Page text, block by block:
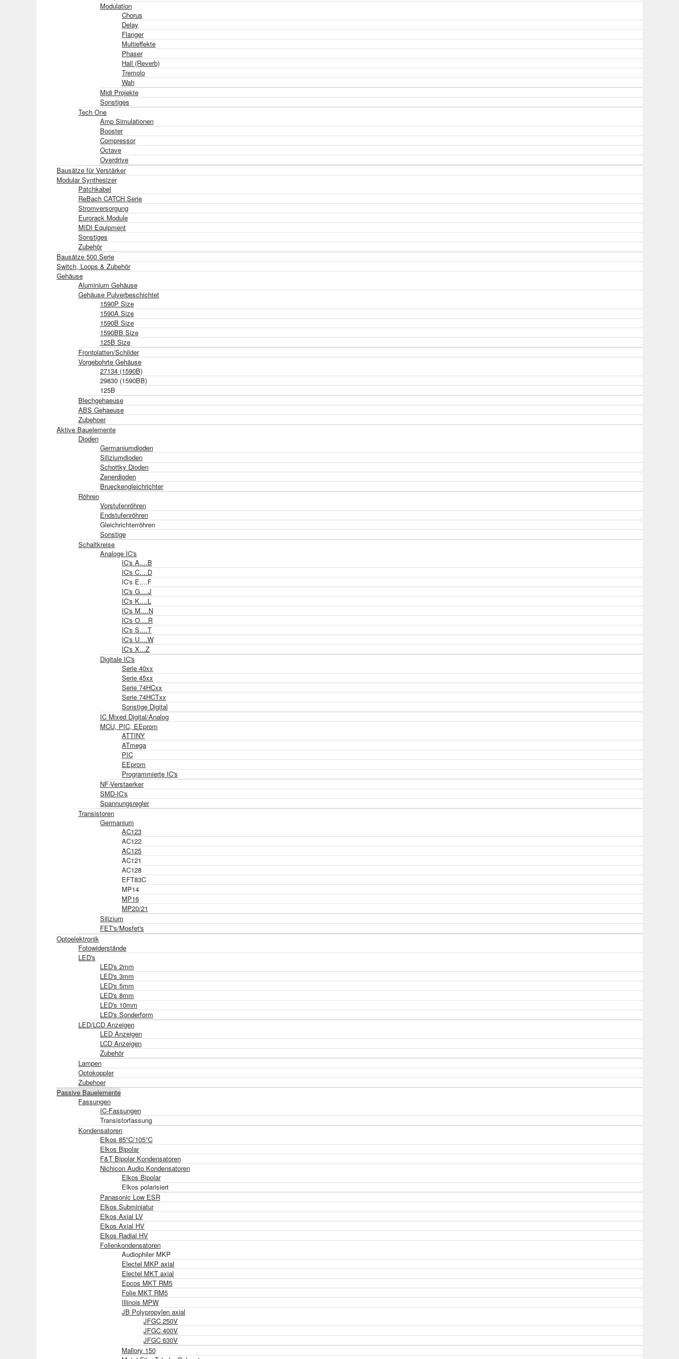
Modulation
Chorus
Delay
Flanger
Multieffekte
Phaser
Hall (Reverb)
Tremolo
Wah
Midi Projekte
Sonstiges
Tech One
Amp Simulationen
Booster
Compressor
Octave
Overdrive
Bausätze für Verstärker
Modular Synthesizer
Patchkabel
ReBach CATCH Serie
Stromversorgung
Eurorack Module
MIDI Equipment
Sonstiges
Zubehör
Bausätze 500 Serie
Switch, Loops & Zubehör
Gehäuse
Aluminium Gehäuse
Gehäuse Pulverbeschichtet
1590P Size
1590A Size
1590B Size
1590BB Size
125B Size
Frontplatten/Schilder
Vorgebohrte Gehäuse
27134 (1590B)
29830 (1590BB)
125B
Blechgehaeuse
ABS Gehaeuse
Zubehoer
Aktive Bauelemente
Dioden
Germaniumdioden
Siliziumdioden
Schottky Dioden
Zenerdioden
Brueckengleichrichter
Röhren
Vorstufenröhren
Endstufenröhren
Gleichrichterröhren
Sonstige
Schaltkreise
Analoge IC's
IC's A....B
IC's C....D
IC's E....F
IC's G....J
IC's K....L
IC's M....N
IC's O....R
IC's S....T
IC's U....W
IC's X...Z
Digitale IC's
Serie 40xx
Serie 45xx
Serie 74HCxx
Serie 74HCTxx
Sonstige Digital
IC Mixed Digital/Analog
MCU, PIC, EEprom
ATTINY
ATmega
PIC
EEprom
Programmierte IC's
NF-Verstaerker
SMD-IC's
Spannungsregler
Transistoren
Germanium
AC123
AC122
AC125
AC121
AC128
EFT83C
MP14
MP16
MP20/21
Silizium
FET's/Mosfet's
Optoelektronik
Fotowiderstände
LED's
LED's 2mm
LED's 3mm
LED's 5mm
LED's 8mm
LED's 10mm
LED's Sonderform
LED/LCD Anzeigen
LED Anzeigen
LCD Anzeigen
Zubehör
Lampen
Optokoppler
Zubehoer
Passive Bauelemente
Fassungen
IC-Fassungen
Transistorfassung
Kondensatoren
Elkos 85°C/105°C
Elkos Bipolar
F&T Bipolar Kondensatoren
Nichicon Audio Kondensatoren
Elkos Bipolar
Elkos polarisiert
Panasonic Low ESR
Elkos Subminiatur
Elkos Axial LV
Elkos Axial HV
Elkos Radial HV
Folienkondensatoren
Audiophiler MKP
Electel MKP axial
Electel MKT axial
Epcos MKT RM5
Folie MKT RM5
Illinois MPW
JB Polypropylen axial
JFGC 250V
JFGC 400V
JFGC 630V
Mallory 150